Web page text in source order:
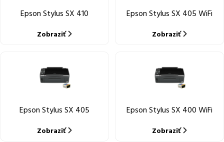
Epson Stylus SX 410
Zobraziť
Epson Stylus SX 405 WiFi
Zobraziť
Epson Stylus SX 405
Zobraziť
Epson Stylus SX 400 WiFi
Zobraziť